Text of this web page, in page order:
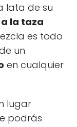
lata de su
la taza
es todo
un
en cualquier
lugar
podrás